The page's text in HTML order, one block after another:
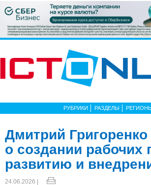
РУБРИКИ РАЗДЕЛЫ
Дмитрий
о создании рабочих
развитию и
24.06.2026 |